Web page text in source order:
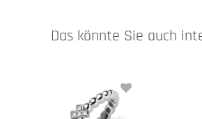
Das könnte Sie auch